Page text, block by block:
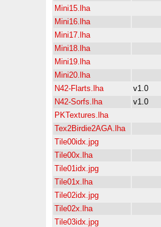
Mini15.lha
Mini16.lha
Mini17.lha
Mini18.lha
Mini19.lha
Mini20.lha
N42-Flarts.lha
v1.0
N42-Sorfs.lha
v1.0
PKTextures.lha
Tex2Birdie2AGA.lha
Tile00idx.jpg
Tile00x.lha
Tile01idx.jpg
Tile01x.lha
Tile02idx.jpg
Tile02x.lha
Tile03idx.jpg